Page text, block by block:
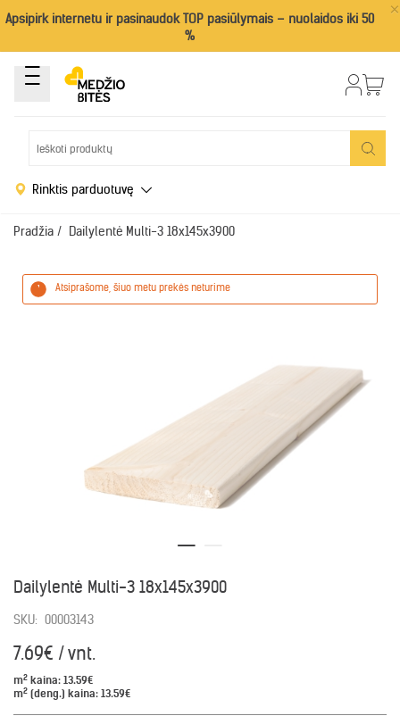
×
Apsipirk internetu ir pasinaudok TOP pasiūlymais – nuolaidos iki 50
%
Rinktis parduotuvę
Pradžia / Dailylentė Multi-3 18x145x3900
Atsiprašome, šiuo metu prekės neturime
Dailylentė Multi-3 18x145x3900
SKU: 00003143
7.69€ / vnt.
m2 kaina: 13.59€
m2 (deng.) kaina: 13.59€